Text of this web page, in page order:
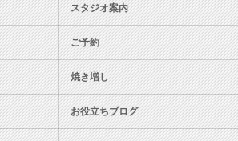
スタジオ案内
ご予約
焼き増し
お役立ちブログ